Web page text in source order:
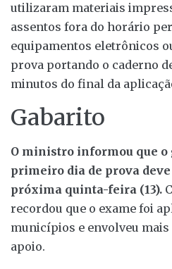
utilizaram materiais
assentos fora do horário
equipamentos eletrônicos
prova portando o caderno
minutos do final da
Gabarito
O ministro informou que
primeiro dia de prova
próxima quinta-feira (13).
recordou que o exame foi
municípios e envolveu
apoio.